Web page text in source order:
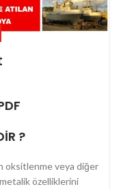
?
oksitlenme veya diğer
özelliklerini